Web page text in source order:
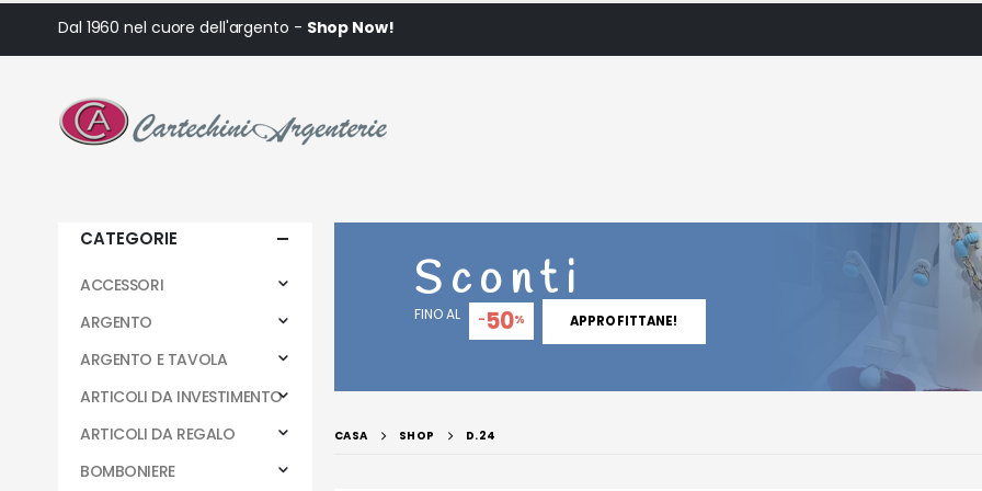
Dal 1960 nel cuore dell'argento - Shop Now!
Sconti
FINO AL - 50% APPROFITTANE!
CASA SHOP D.24
CATEGORIE
ACCESSORI
ARGENTO
ARGENTO E TAVOLA
ARTICOLI DA INVESTIMENTO
ARTICOLI DA REGALO
BOMBONIERE